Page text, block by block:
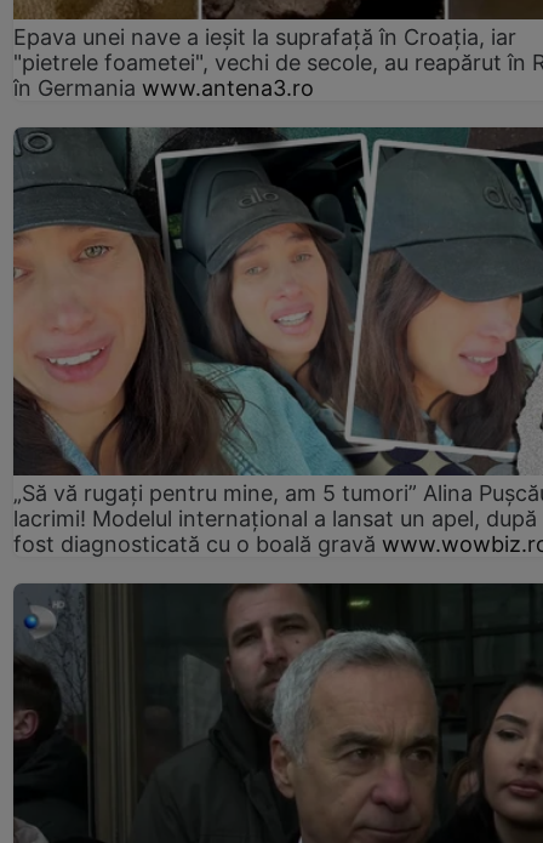
Epava unei nave a ieșit la suprafață în Croația, iar
"pietrele foametei", vechi de secole, au reapărut în
în Germania www.antena3.ro
„Să vă rugați pentru mine, am 5 tumori” Alina
lacrimi! Modelul internațional a lansat un apel, după
fost diagnosticată cu o boală gravă